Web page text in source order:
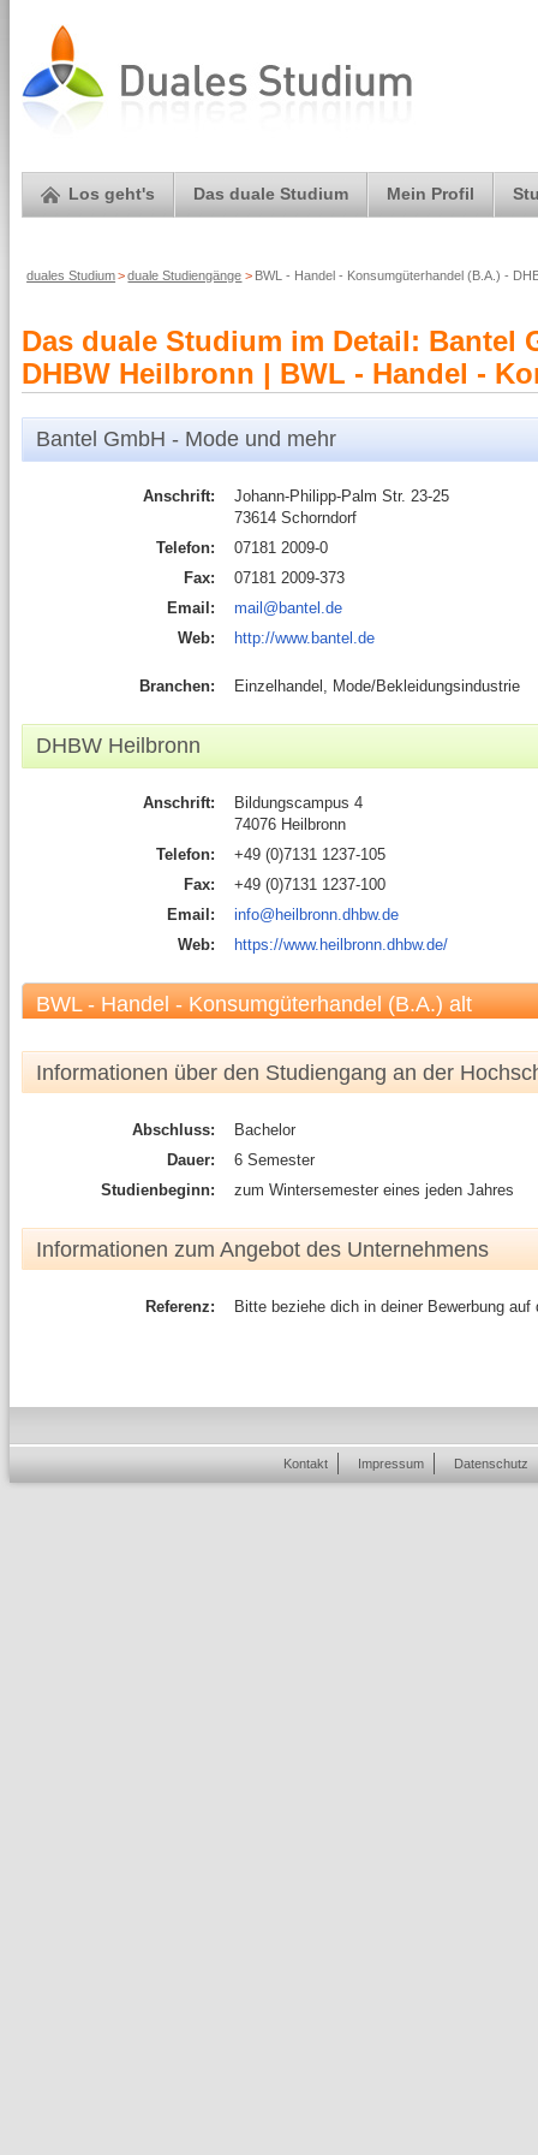
Los geht's Das duale Studium Mein Profil
duales Studium> duale Studiengänge > BWL - Handel - Konsumgüterhandel (B.A.) -
Das duale Studium im Detail: Bantel
DHBW Heilbronn | BWL - Handel -
Bantel GmbH - Mode und mehr
Anschrift:
Johann-Philipp-Palm Str. 23-25
73614 Schorndorf
Telefon:
07181 2009-0
Fax:
07181 2009-373
Email:
mail@bantel.de
Web:
http://www.bantel.de
Branchen: Einzelhandel, Mode/Bekleidungsindustrie
DHBW Heilbronn
Anschrift:
Bildungscampus 4
74076 Heilbronn
Telefon:
+49 (0)7131 1237-105
Fax:
+49 (0)7131 1237-100
Email:
info@heilbronn.dhbw.de
Web:
https://www.heilbronn.dhbw.de/
BWL - Handel - Konsumgüterhandel (B.A.) alt
Informationen über den Studiengang an der
Abschluss:
Bachelor
Dauer:
6 Semester
Studienbeginn:
zum Wintersemester eines jeden Jahres
Informationen zum Angebot des Unternehmens
Referenz: Bitte beziehe dich in deiner Bewerbung auf
Kontakt Impressum Datenschutz